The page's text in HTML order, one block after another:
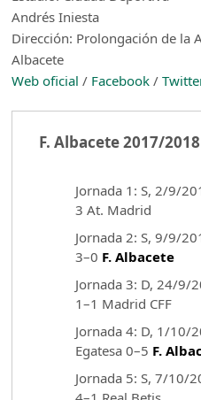
Andrés Iniesta
Dirección: Prolongación de la
Albacete
Web oficial / Facebook /
F. Albacete 2017/2018
Jornada 1: S, 2/9/
3 At. Madrid
Jornada 2: S, 9/9/
3–0 F. Albacete
Jornada 3: D, 24/9/
1–1 Madrid CFF
Jornada 4: D, 1/
Egatesa 0–5 F.
Jornada 5: S, 7/10/